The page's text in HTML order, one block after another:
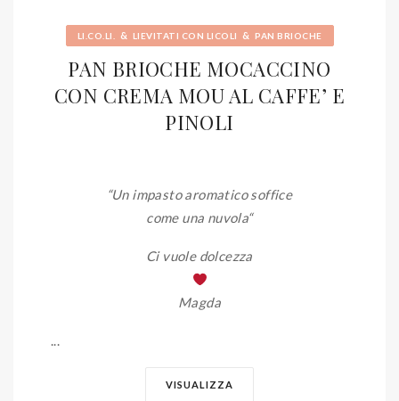
LI.CO.LI. & LIEVITATI CON LICOLI & PAN BRIOCHE
PAN BRIOCHE MOCACCINO
CON CREMA MOU AL CAFFE’ E
PINOLI
“Un impasto aromatico soffice
come una nuvola“
Ci vuole dolcezza
Magda
...
VISUALIZZA